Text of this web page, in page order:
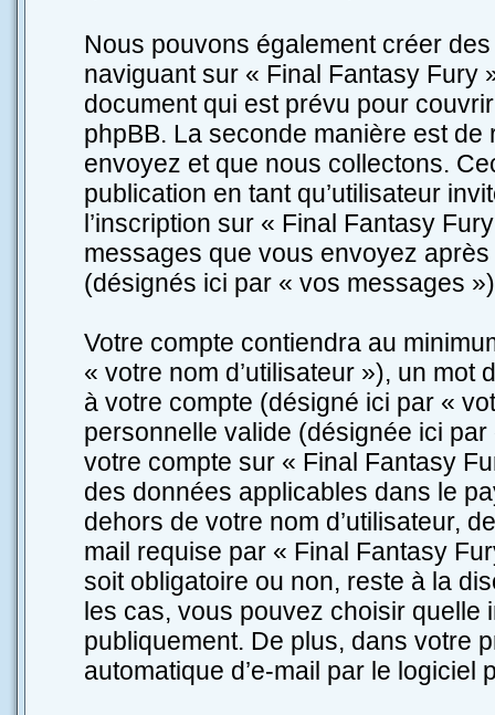
Nous pouvons également créer
naviguant sur « Final Fantasy Fury
document qui est prévu pour
phpBB. La seconde manière est de
envoyez et que nous collectons.
publication en tant qu’utilisateur
l’inscription sur « Final Fantasy
messages que vous envoyez après
(désignés ici par « vos messages
Votre compte contiendra au
« votre nom d’utilisateur »), un
à votre compte (désigné ici par «
personnelle valide (désignée ici
votre compte sur « Final Fantasy
des données applicables dans le
dehors de votre nom d’utilisateur,
mail requise par « Final Fantasy
soit obligatoire ou non, reste à la
les cas, vous pouvez choisir quelle
publiquement. De plus, dans votre
automatique d’e-mail par le logiciel